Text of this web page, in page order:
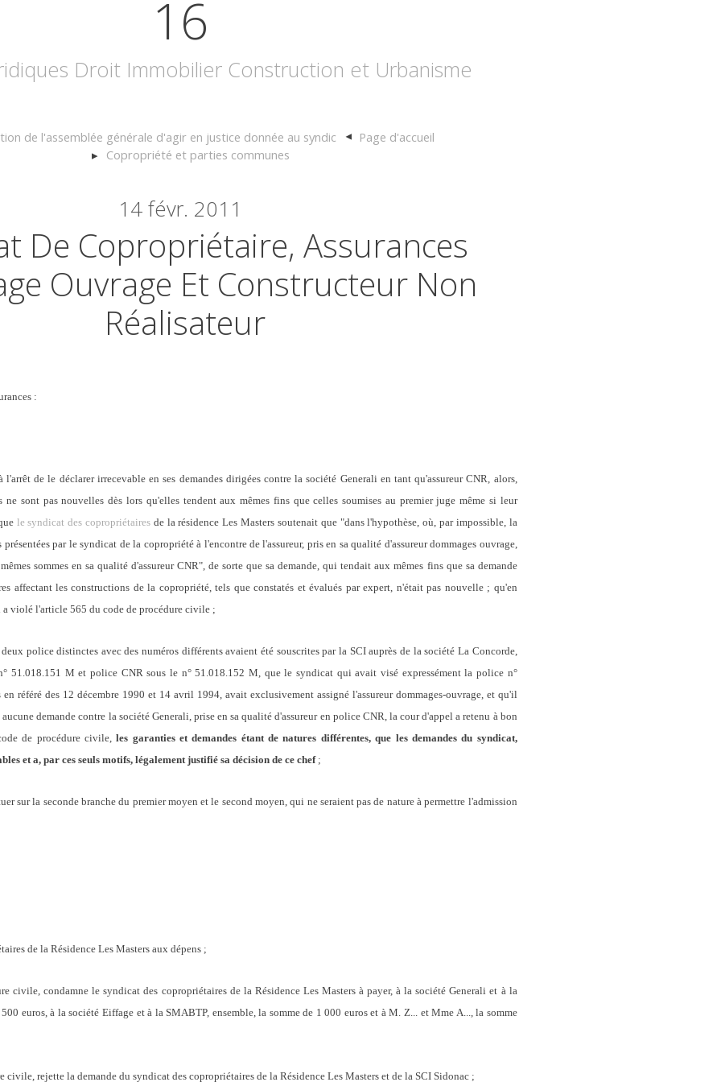
16
Droit Immobilier Construction et Urbanisme
de l'assemblée générale d'agir en justice donnée au syndic
Page d'accueil
Copropriété et parties communes
14 févr. 2011
De Copropriétaire, Assurances
Ouvrage Et Constructeur Non
Réalisateur
:
de le déclarer irrecevable en ses demandes dirigées contre la société Generali en tant qu'assureur CNR, alors,
sont pas nouvelles dès lors qu'elles tendent aux mêmes fins que celles soumises au premier juge même si leur
le syndicat des copropriétaires de la résidence Les Masters soutenait que "dans l'hypothèse, où, par impossible, la
par le syndicat de la copropriété à l'encontre de l'assureur, pris en sa qualité d'assureur dommages ouvrage,
sommes en sa qualité d'assureur CNR", de sorte que sa demande, qui tendait aux mêmes fins que sa demande
affectant les constructions de la copropriété, tels que constatés et évalués par expert, n'était pas nouvelle ; qu'en
violé l'article 565 du code de procédure civile ;
police distinctes avec des numéros différents avaient été souscrites par la SCI auprès de la société La Concorde,
51.018.151 M et police CNR sous le n° 51.018.152 M, que le syndicat qui avait visé expressément la police n°
référé des 12 décembre 1990 et 14 avril 1994, avait exclusivement assigné l'assureur dommages-ouvrage, et qu'il
demande contre la société Generali, prise en sa qualité d'assureur en police CNR, la cour d'appel a retenu à bon
de procédure civile,les garanties et demandes étant de natures différentes, que les demandes du syndicat,
et a, par ces seuls motifs, légalement justifié sa décision de ce chef;
sur la seconde branche du premier moyen et le second moyen, qui ne seraient pas de nature à permettre l'admission
de la Résidence Les Masters aux dépens ;
civile, condamne le syndicat des copropriétaires de la Résidence Les Masters à payer, à la société Generali et à la
euros, à la société Eiffage et à la SMABTP, ensemble, la somme de 1 000 euros et à M. Z... et Mme A..., la somme
civile, rejette la demande du syndicat des copropriétaires de la Résidence Les Masters et de la SCI Sidonac ;